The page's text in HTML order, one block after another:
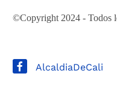
©Copyright 2024 - Todos
AlcaldiaDeCali